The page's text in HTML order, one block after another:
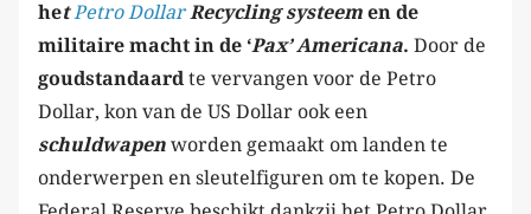
hetPetro DollarRecycling systeem en de
militaire macht in de ‘Pax’ Americana. Door de
goudstandaardte vervangen voor de Petro
Dollar, kon van de US Dollar ook een
schuldwapen worden gemaakt om landen te
onderwerpen en sleutelfiguren om te kopen. De